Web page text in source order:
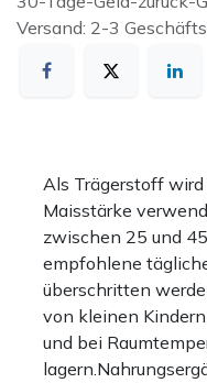
Versand: 2-3
Als Trägerstoff
Maisstärke
zwischen 25 und
empfohlene
überschritten
von kleinen
und bei